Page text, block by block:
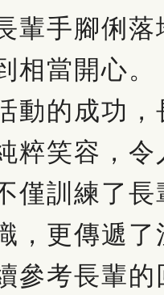
輩手腳俐
相當開心。
的成功，
粹笑容，
僅訓練了
，更傳遞
參考長輩